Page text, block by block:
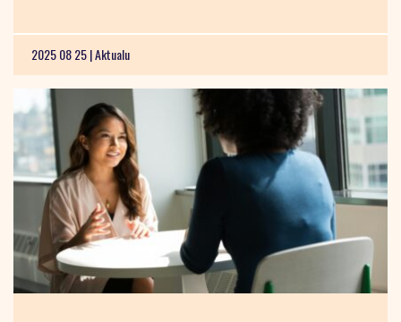
2025 08 25 |Aktualu